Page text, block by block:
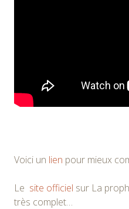
Voici un lien pour mieux
Le site officiel sur La
très complet…